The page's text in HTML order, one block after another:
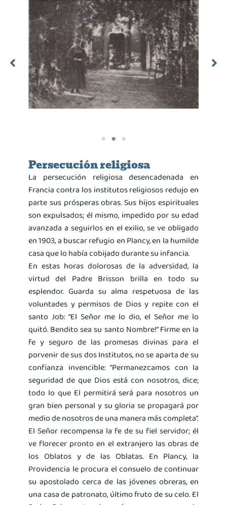
Père Brisson dans l’allée des sapins
Persecución religiosa
La persecución religiosa desencadenada en
Francia contra los institutos religiosos redujo en
parte sus prósperas obras. Sus hijos espirituales
son expulsados; él mismo, impedido por su edad
avanzada a seguirlos en el exilio, se ve obligado
en 1903, a buscar refugio en Plancy, en la humilde
casa que lo había cobijado durante su infancia.
En estas horas dolorosas de la adversidad, la
virtud del Padre Brisson brilla en todo su
esplendor. Guarda su alma respetuosa de las
voluntades y permisos de Dios y repite con el
santo Job: “El Señor me lo dio, el Señor me lo
quitó. Bendito sea su santo Nombre!” Firme en la
fe y seguro de las promesas divinas para el
porvenir de sus dos Institutos, no se aparta de su
confianza invencible: “Permanezcamos con la
seguridad de que Dios está con nosotros, dice;
todo lo que El permitirá será para nosotros un
gran bien personal y su gloria se propagará por
medio de nosotros de una manera más completa”.
El Señor recompensa la fe de su fiel servidor; él
ve florecer pronto en el extranjero las obras de
los Oblatos y de las Oblatas. En Plancy, la
Providencia le procura el consuelo de continuar
su apostolado cerca de las jóvenes obreras, en
una casa de patronato, último fruto de su celo. El